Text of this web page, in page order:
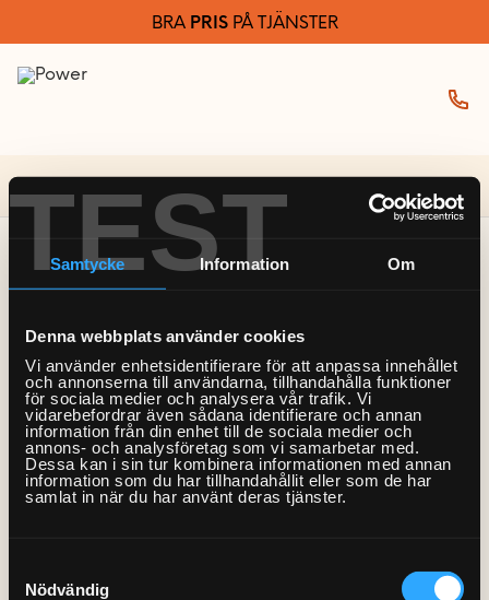
TEST
Samtycke Information Om
Denna webbplats använder cookies
Vi använder enhetsidentifierare för att anpassa innehållet
och annonserna till användarna, tillhandahålla funktioner
för sociala medier och analysera vår trafik. Vi
vidarebefordrar även sådana identifierare och annan
information från din enhet till de sociala medier och
annons- och analysföretag som vi samarbetar med.
Dessa kan i sin tur kombinera informationen med annan
information som du har tillhandahållit eller som de har
samlat in när du har använt deras tjänster.
Nödvändig
BRA PRISPÅ TJÄNSTER
Sidan kunde inte
hittas
Tyvärr kunde vi inte hitta den sida du letar efter. Det
kan bero på att sidan inte längre finns eller att den
har flyttats.